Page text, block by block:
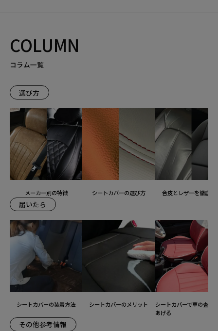
COLUMN
コラム一覧
選び方
メーカー別の特徴 シートカバーの選び方 合皮とレザーを徹底比
届いたら
シートカバーの装着方法 シートカバーのメリット
シートカバーで車の査定
あげる
その他参考情報